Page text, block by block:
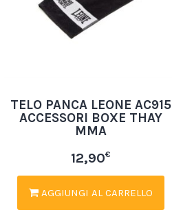
TELO PANCA LEONE AC915
ACCESSORI BOXE THAY
MMA
12,90€
AGGIUNGI AL CARRELLO